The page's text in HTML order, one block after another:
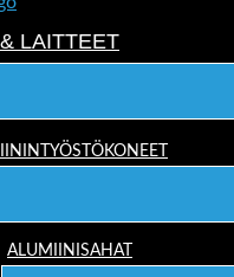
LAITTEET
ALUMIINISAHAT